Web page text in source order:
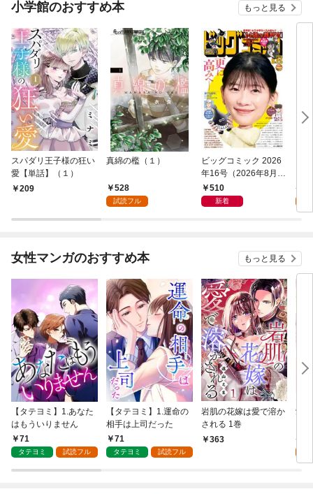
小学館のおすすめ本 もっと見る
スパダリ王子様の狂い
愛【単話】（１）
209
真綿の檻（１）
528
試読フル
ビッグコミック 2026
年16号（2026年8月7
日発売）
510
新着
女性マンガのおすすめ本 もっと見る
【タテヨミ】1.あなた
はもういりません
71
タテヨミ 試読フル
【タテヨミ】1.運命の
相手は上司だった
71
タテヨミ 試読フル
岩肌の花嫁は愛で溶か
される 1巻
363
愛